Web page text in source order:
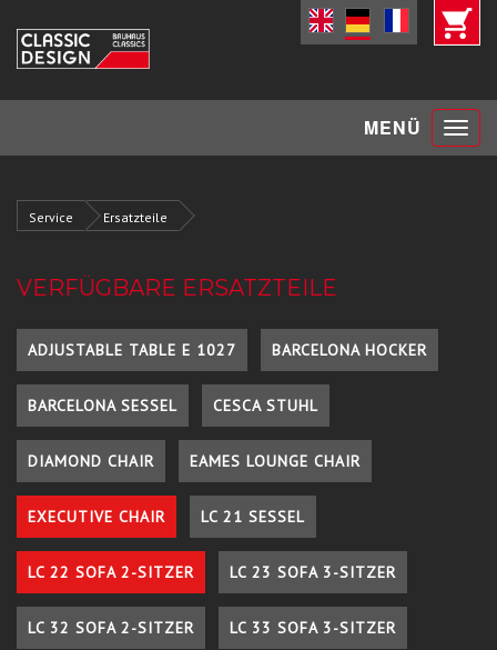
MENÜ Toggle
Service Ersatzteile
VERFÜGBARE ERSATZTEILE
ADJUSTABLE TABLE E 1027 BARCELONA HOCKER
BARCELONA SESSEL CESCA STUHL
DIAMOND CHAIR EAMES LOUNGE CHAIR
EXECUTIVE CHAIR LC 21 SESSEL
LC 22 SOFA 2-SITZER LC 23 SOFA 3-SITZER
LC 32 SOFA 2-SITZER LC 33 SOFA 3-SITZER